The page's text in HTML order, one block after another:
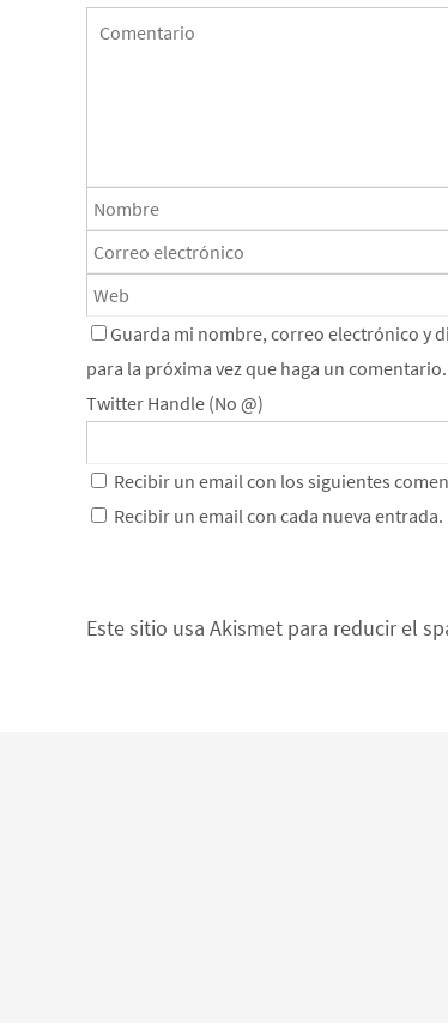
Guarda mi nombre, correo electrónico y
para la próxima vez que haga un comentario.
Twitter Handle (No @)
Recibir un email con los siguientes
Recibir un email con cada nueva entrada.
Este sitio usa Akismet para reducir el